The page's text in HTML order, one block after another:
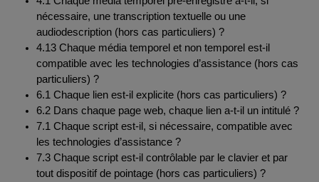
nécessaire, une transcription textuelle ou une
audiodescription (hors cas particuliers) ?
4.13 Chaque média temporel et non temporel est-il
compatible avec les technologies d’assistance (hors cas
particuliers) ?
6.1 Chaque lien est-il explicite (hors cas particuliers) ?
6.2 Dans chaque page web, chaque lien a-t-il un intitulé ?
7.1 Chaque script est-il, si nécessaire, compatible avec
les technologies d’assistance ?
7.3 Chaque script est-il contrôlable par le clavier et par
tout dispositif de pointage (hors cas particuliers) ?